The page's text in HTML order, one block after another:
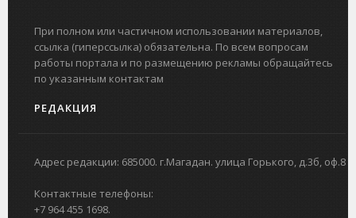
При полном или частичном использовании материалов,
ссылка (гиперссылка) обязательна. По всем вопросам
работы портала и по размещению рекламы обращайтесь
по указанным контактам
РЕДАКЦИЯ
Адрес редакции: 685000. г.Магадан. улица Горького, д.3б, оф.8
Контактные телефоны:
+7 964 455 1698.